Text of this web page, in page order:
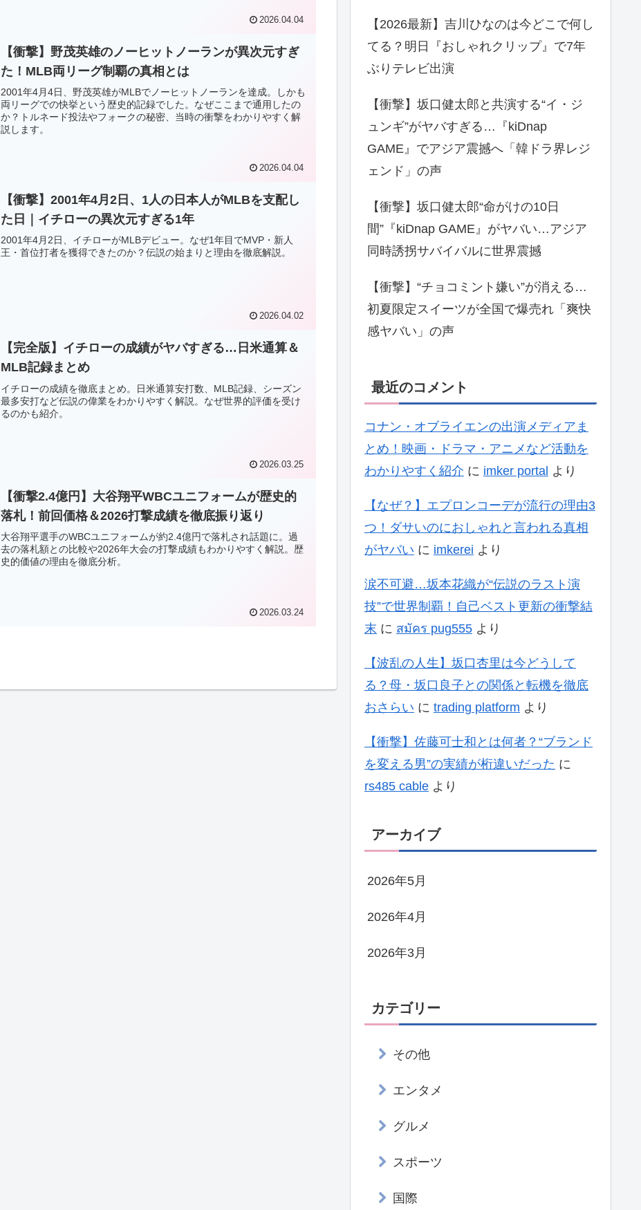
2026.04.04
【衝撃】野茂英雄のノーヒットノーランが異次元すぎ
た！MLB両リーグ制覇の真相とは
2001年4月4日、野茂英雄がMLBでノーヒットノーランを達成。しかも
両リーグでの快挙という歴史的記録でした。なぜここまで通用したの
か？トルネード投法やフォークの秘密、当時の衝撃をわかりやすく解
説します。
2026.04.04
【衝撃】2001年4月2日、1人の日本人がMLBを支配し
た日｜イチローの異次元すぎる1年
2001年4月2日、イチローがMLBデビュー。なぜ1年目でMVP・新人
王・首位打者を獲得できたのか？伝説の始まりと理由を徹底解説。
2026.04.02
【完全版】イチローの成績がヤバすぎる…日米通算＆
MLB記録まとめ
イチローの成績を徹底まとめ。日米通算安打数、MLB記録、シーズン
最多安打など伝説の偉業をわかりやすく解説。なぜ世界的評価を受け
るのかも紹介。
2026.03.25
【衝撃2.4億円】大谷翔平WBCユニフォームが歴史的
落札！前回価格＆2026打撃成績を徹底振り返り
大谷翔平選手のWBCユニフォームが約2.4億円で落札され話題に。過
去の落札額との比較や2026年大会の打撃成績もわかりやすく解説。歴
史的価値の理由を徹底分析。
2026.03.24
【2026最新】吉川ひなのは今どこで何し
てる？明日『おしゃれクリップ』で7年
ぶりテレビ出演
【衝撃】坂口健太郎と共演する“イ・ジ
ュンギ”がヤバすぎる…『kiDnap
GAME』でアジア震撼へ「韓ドラ界レジ
ェンド」の声
【衝撃】坂口健太郎“命がけの10日
間”『kiDnap GAME』がヤバい…アジア
同時誘拐サバイバルに世界震撼
【衝撃】“チョコミント嫌い”が消える…
初夏限定スイーツが全国で爆売れ「爽快
感ヤバい」の声
最近のコメント
コナン・オブライエンの出演メディアま
とめ！映画・ドラマ・アニメなど活動を
わかりやすく紹介 に imker portal より
【なぜ？】エプロンコーデが流行の理由3
つ！ダサいのにおしゃれと言われる真相
がヤバい に imkerei より
涙不可避…坂本花織が“伝説のラスト演
技”で世界制覇！自己ベスト更新の衝撃結
末 に สมัคร pug555 より
【波乱の人生】坂口杏里は今どうして
る？母・坂口良子との関係と転機を徹底
おさらい に trading platform より
【衝撃】佐藤可士和とは何者？“ブランド
を変える男”の実績が桁違いだった に
rs485 cable より
アーカイブ
2026年5月
2026年4月
2026年3月
カテゴリー
その他
エンタメ
グルメ
スポーツ
国際